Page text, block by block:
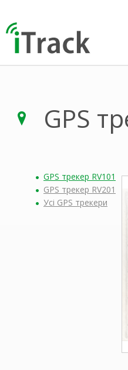
GPS
GPS трекер RV101
GPS трекер RV201
Усi GPS трекери